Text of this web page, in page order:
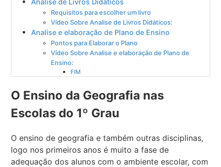
Requisitos para escolher um livro
Vídeo Sobre Analise de Livros Didáticos:
Analise e elaboração de Plano de Ensino
Pontos para Elaborar o Plano
Vídeo Sobre Analise e elaboração de Plano de
Ensino:
FIM
O Ensino da Geografia nas
Escolas do 1º Grau
O ensino de geografia e também outras disciplinas,
logo nos primeiros anos é muito a fase de
adequação dos alunos com o ambiente escolar, com